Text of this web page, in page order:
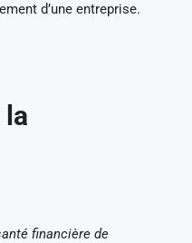
d’une entreprise.
la
financière de